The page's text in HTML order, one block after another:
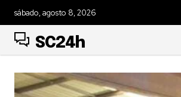
sábado, agosto 8, 2026
SC24h